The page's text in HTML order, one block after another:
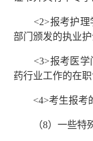
<2>报考护理
部门颁发的执业护
<3>报考医学
药行业工作的在职
<4>考生报考的
（8）一些特殊